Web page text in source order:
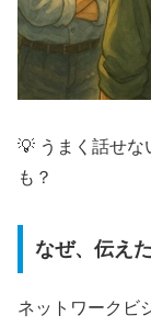
💡 うまく話せな
も？
なぜ、伝え
ネットワークビ